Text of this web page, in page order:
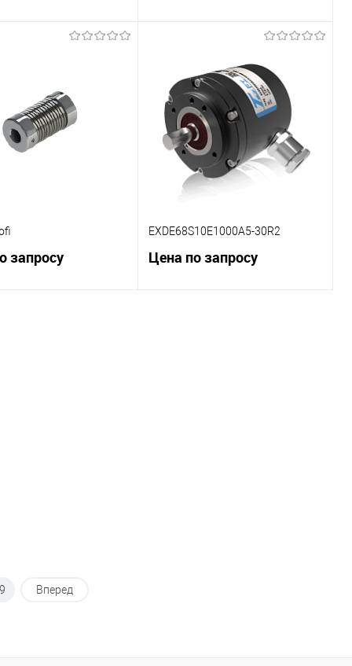
В корзину
Под заказ
В корзину
К сравнению
В избранное
Под заказ
запросу
EXDE68S10E1000A5-30R2
Цена по запросу
9 Вперед